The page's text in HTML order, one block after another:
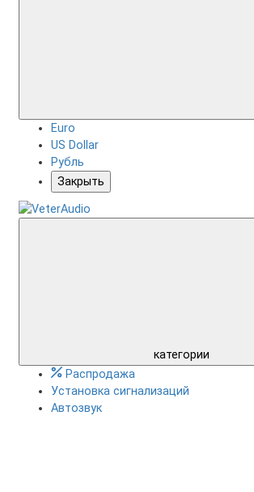
Euro
US Dollar
Рубль
Закрыть
категории
Распродажа
Установка сигнализаций
Автозвук